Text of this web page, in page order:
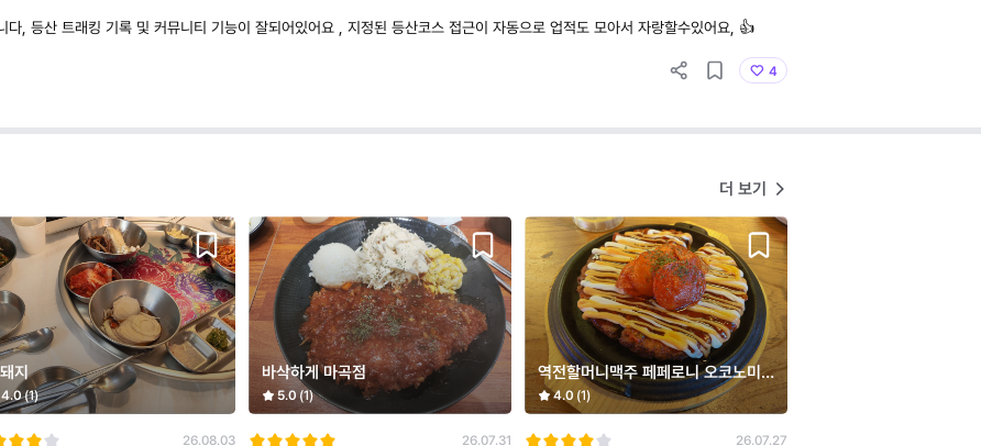
다, 등산 트래킹 기록 및 커뮤니티 기능이 잘되어있어요 , 지정된 등산코스 접근이 자동으로 업적도 모아서 자랑할수있어요, 👍
4
더 보기
지
4.0(1)
26.08.03
바삭하게 마곡점
5.0 (1)
26.07.31
역전할머니맥주 페페로니 오코노미
야끼
4.0 (1)
26.07.27